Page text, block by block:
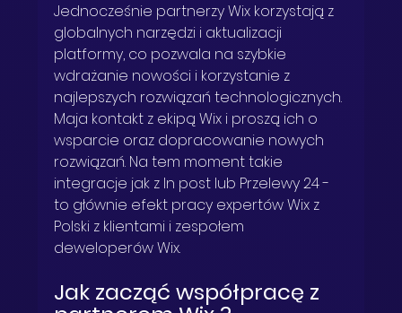
Jednocześnie partnerzy Wix korzystają z
globalnych narzędzi i aktualizacji
platformy, co pozwala na szybkie
wdrażanie nowości i korzystanie z
najlepszych rozwiązań technologicznych.
Maja kontakt z ekipą Wix i proszą ich o
wsparcie oraz dopracowanie nowych
rozwiązań. Na tem moment takie
integracje jak z In post lub Przelewy 24 -
to głównie efekt pracy expertów Wix z
Polski z klientami i zespołem
deweloperów Wix.
Jak zacząć współpracę z